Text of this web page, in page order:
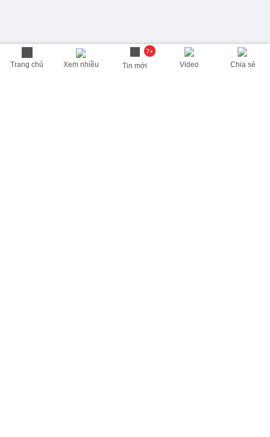
Trang chủ Xem nhiều
7+
Tin mới Video Chia sẻ